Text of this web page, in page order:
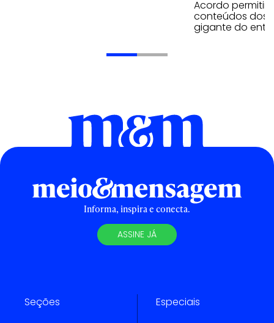
Acordo
conteúdos dos
gigante do
Informa, inspira e conecta.
ASSINE JÁ
Seções Especiais